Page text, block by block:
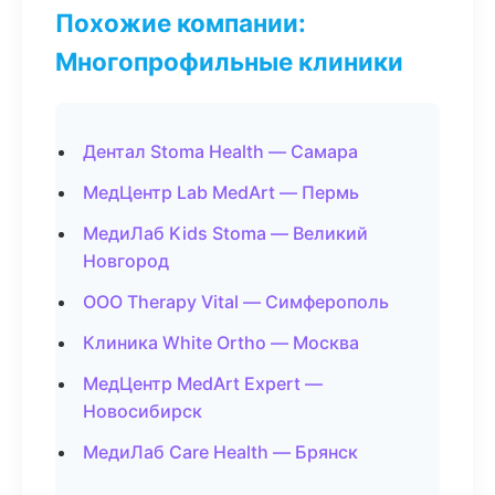
Похожие компании:
Многопрофильные клиники
Дентал Stoma Health — Самара
МедЦентр Lab MedArt — Пермь
МедиЛаб Kids Stoma — Великий
Новгород
ООО Therapy Vital — Симферополь
Клиника White Ortho — Москва
МедЦентр MedArt Expert —
Новосибирск
МедиЛаб Care Health — Брянск